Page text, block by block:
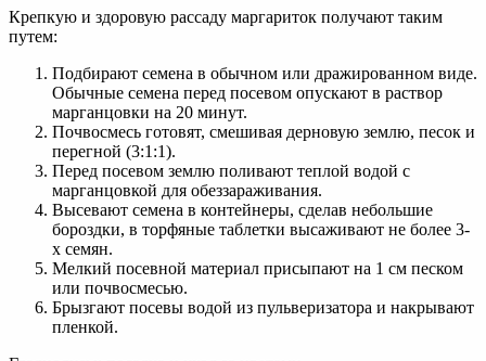
Крепкую и здоровую рассаду маргариток получают таким
путем:
Подбирают семена в обычном или дражированном виде.
Обычные семена перед посевом опускают в раствор
марганцовки на 20 минут.
Почвосмесь готовят, смешивая дерновую землю, песок и
перегной (3:1:1).
Перед посевом землю поливают теплой водой с
марганцовкой для обеззараживания.
Высевают семена в контейнеры, сделав небольшие
бороздки, в торфяные таблетки высаживают не более 3-
х семян.
Мелкий посевной материал присыпают на 1 см песком
или почвосмесью.
Брызгают посевы водой из пульверизатора и накрывают
пленкой.